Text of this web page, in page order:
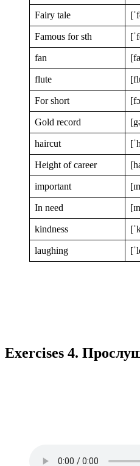
Fairy tale
Famous for sth
fan
flute
For short
Gold record
haircut
Height of career
important
In need
kindness
laughing
Exercises 4.